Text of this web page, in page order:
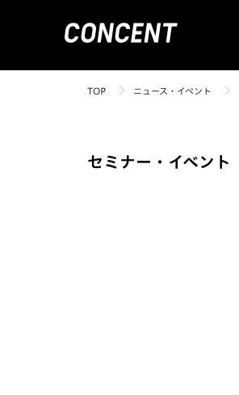
TOP ニュース・イベント
セミナー・イベント